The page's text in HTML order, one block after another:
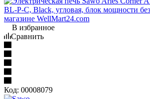
В избранное
Сравнить
Код: 00008079